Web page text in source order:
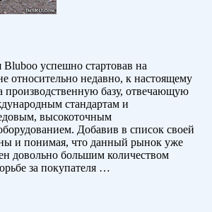
успешно стартовав на
относительно недавно, к настоящему
производственную базу, отвечающую
стандартам и
высокоточным
Добавив в список своей
и понимая, что данный рынок уже
довольно большим количеством
за покупателя …